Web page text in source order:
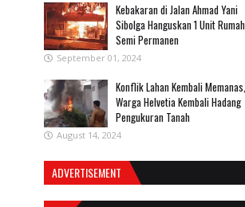
Kebakaran di Jalan Ahmad Yani
Sibolga Hanguskan 1 Unit Rumah
Semi Permanen
September 01, 2024
Konflik Lahan Kembali Memanas,
Warga Helvetia Kembali Hadang
Pengukuran Tanah
August 14, 2024
ADVERTISEMENT